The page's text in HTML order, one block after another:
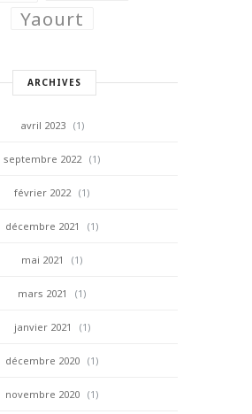
Yaourt
ARCHIVES
avril 2023 (1)
septembre 2022 (1)
février 2022 (1)
décembre 2021 (1)
mai 2021 (1)
mars 2021 (1)
janvier 2021 (1)
décembre 2020 (1)
novembre 2020 (1)